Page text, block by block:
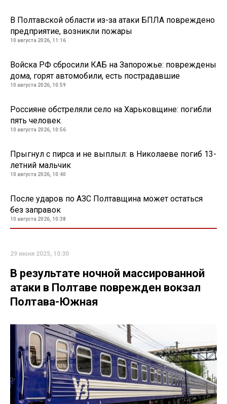
В Полтавской области из-за атаки БПЛА повреждено
предприятие, возникли пожары
10 августа 2026, 11:16
Войска РФ сбросили КАБ на Запорожье: повреждены
дома, горят автомобили, есть пострадавшие
10 августа 2026, 10:59
Россияне обстреляли село на Харьковщине: погибли
пять человек
10 августа 2026, 10:56
Прыгнул с пирса и не выплыл: в Николаеве погиб 13-
летний мальчик
10 августа 2026, 10:40
После ударов по АЗС Полтавщина может остаться
без заправок
10 августа 2026, 10:38
29 июня 2025, 10:30
В результате ночной массированной
атаки в Полтаве поврежден вокзал
Полтава-Южная